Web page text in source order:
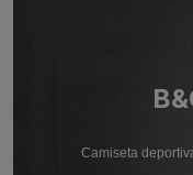
Camiseta